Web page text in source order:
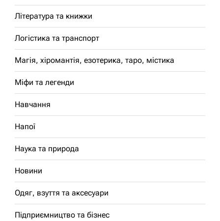
Література та книжки
Логістика та транспорт
Магія, хіромантія, езотерика, таро, містика
Міфи та легенди
Навчання
Напої
Наука та природа
Новини
Одяг, взуття та аксесуари
Підприємництво та бізнес